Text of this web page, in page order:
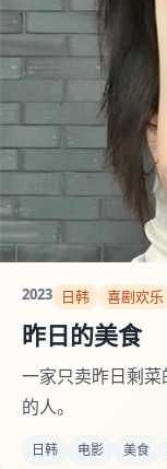
2023 日韩 喜剧欢乐
昨日的美食
一家只卖昨日剩
的人。
日韩 电影 美食